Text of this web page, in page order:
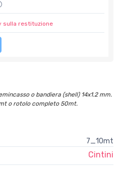
sulla restituzione
o bandiera (shell) 14x1.2 mm.
o rotolo completo 50mt.
7_10mt
Cintini